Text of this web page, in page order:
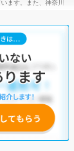
ます。また、神奈川
円で、全国平均の
倍なのに対して、
で、神奈川県には病院
施設あり、管理
め、収入アップやス
ら職場を探せるでし
勤可】【駅から徒歩
人がそろっていま
や非公開求人のご紹